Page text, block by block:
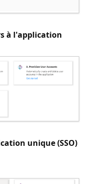
à l'application
unique (SSO)